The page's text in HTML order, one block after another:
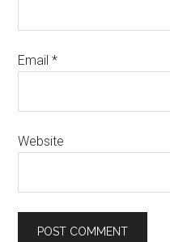
Email*
Website